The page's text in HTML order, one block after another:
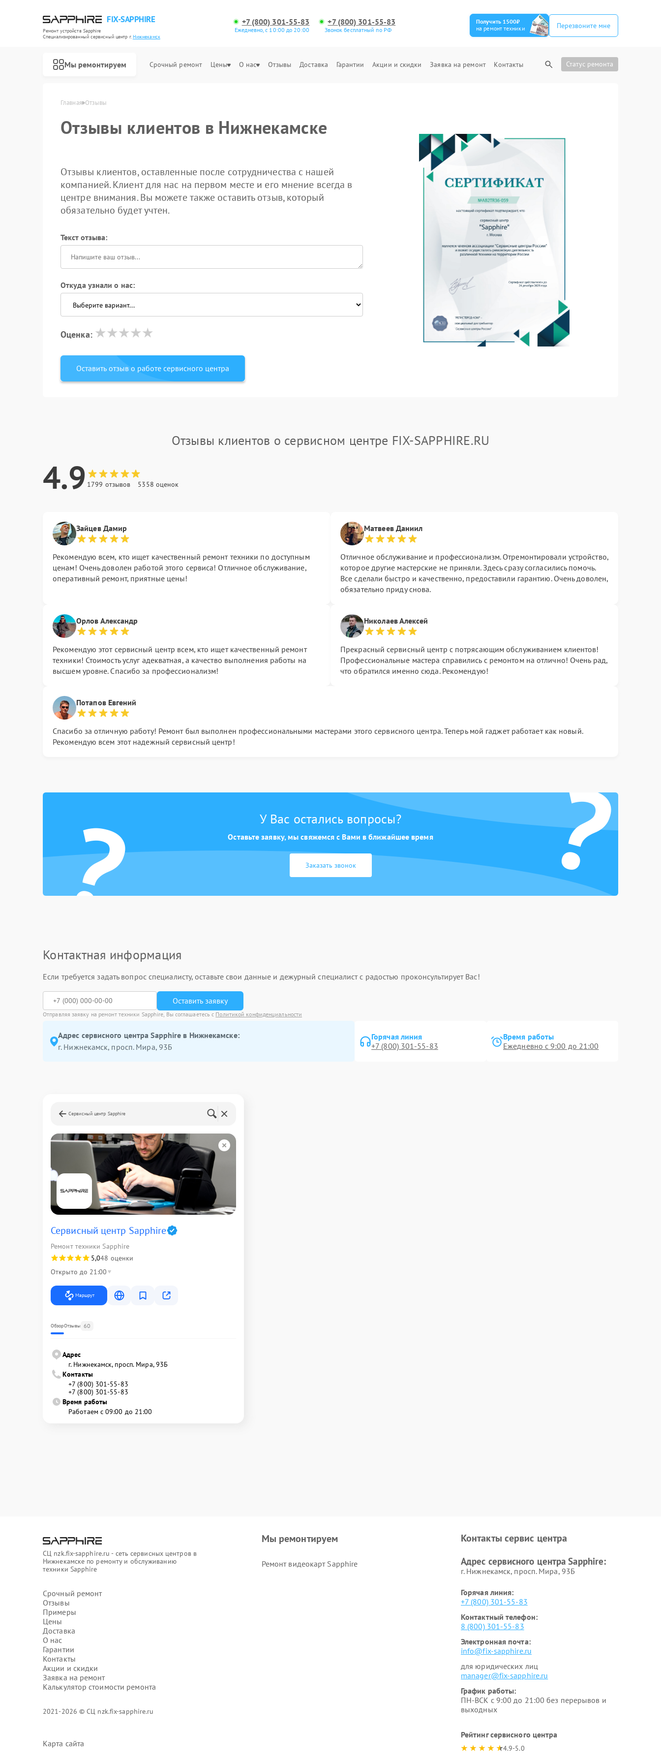
FIX-SAPPHIRE
Ремонт устройств Sapphire
Специализированный cервисный центр г.Нижнекамск
+7 (800) 301-55-83
Ежедневно, с 10:00 до 20:00
+7 (800) 301-55-83
Звонок бесплатный по РФ
Получить 1500₽
на ремонт техники
Перезвоните мне
Мы ремонтируем Срочный ремонт Цены О нас Отзывы Доставка Гарантии Акции и скидки Заявка на ремонт Контакты Статус ремонта
Главная Отзывы
Отзывы клиентов в Нижнекамске
Отзывы клиентов, оставленные после сотрудничества с нашей
компанией. Клиент для нас на первом месте и его мнение всегда в
центре внимания. Вы можете также оставить отзыв, который
обязательно будет учтен.
Текст отзыва:
Откуда узнали о нас:
Оценка:
Оставить отзыв о работе сервисного центра
Отзывы клиентов о сервисном центре FIX-SAPPHIRE.RU
4.9 1799 отзывов 5358 оценок
Зайцев Дамир
Рекомендую всем, кто ищет качественный ремонт техники по доступным
ценам! Очень доволен работой этого сервиса! Отличное обслуживание,
оперативный ремонт, приятные цены!
Матвеев Даниил
Отличное обслуживание и профессионализм. Отремонтировали устройство,
которое другие мастерские не приняли. Здесь сразу согласились помочь.
Все сделали быстро и качественно, предоставили гарантию. Очень доволен,
обязательно приду снова.
Орлов Александр
Рекомендую этот сервисный центр всем, кто ищет качественный ремонт
техники! Стоимость услуг адекватная, а качество выполнения работы на
высшем уровне. Спасибо за профессионализм!
Николаев Алексей
Прекрасный сервисный центр с потрясающим обслуживанием клиентов!
Профессиональные мастера справились с ремонтом на отлично! Очень рад,
что обратился именно сюда. Рекомендую!
Потапов Евгений
Спасибо за отличную работу! Ремонт был выполнен профессиональными мастерами этого сервисного центра. Теперь мой гаджет работает как новый.
Рекомендую всем этот надежный сервисный центр!
? ?
У Вас остались вопросы?
Оставьте заявку, мы свяжемся с Вами в ближайшее время
Заказать звонок
Контактная информация
Если требуется задать вопрос специалисту, оставьте свои данные и дежурный специалист с радостью проконсультирует Вас!
Оставить заявку
Отправляя заявку на ремонт техники Sapphire, Вы соглашаетесь с Политикой конфиденциальности
Адрес сервисного центра Sapphire в Нижнекамске:
г. Нижнекамск, просп. Мира, 93Б
Горячая линия
+7 (800) 301-55-83
Время работы
Ежедневно с 9:00 до 21:00
Сервисный центр Sapphire
Сервисный центр Sapphire
Ремонт техники Sapphire
5,048 оценки
Открыто до 21:00
Маршрут
ОбзорОтзывы 60
Адрес
г. Нижнекамск, просп. Мира, 93Б
Контакты
+7 (800) 301-55-83
+7 (800) 301-55-83
Время работы
Работаем с 09:00 до 21:00
СЦ nzk.fix-sapphire.ru - сеть сервисных центров в
Нижнекамске по ремонту и обслуживанию
техники Sapphire
Срочный ремонт
Отзывы
Примеры
Цены
Доставка
О нас
Гарантии
Контакты
Акции и скидки
Заявка на ремонт
Калькулятор стоимости ремонта
2021-2026 © СЦ nzk.fix-sapphire.ru
Карта сайта
Мы ремонтируем
Ремонт видеокарт Sapphire
Контакты сервис центра
Адрес сервисного центра Sapphire:
г. Нижнекамск, просп. Мира, 93Б
Горячая линия:
+7 (800) 301-55-83
Контактный телефон:
8 (800) 301-55-83
Электронная почта:
info@fix-sapphire.ru
для юридических лиц
manager@fix-sapphire.ru
График работы:
ПН-ВСК с 9:00 до 21:00 без перерывов и
выходных
Рейтинг сервисного центра
4.9-5.0